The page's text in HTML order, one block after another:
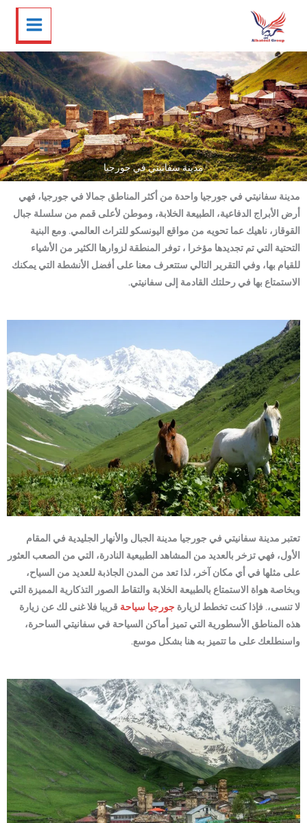
تخطي
المحتوى
مدينة سفانيتي في جورجيا
مدينة سفانيتي في جورجيا واحدة من أكثر المناطق جمالا في جورجيا، فهي
أرض الأبراج الدفاعية، الطبيعة الخلابة، وموطن لأعلى قمم من سلسلة جبال
القوقاز، ناهيك عما تحويه من مواقع اليونسكو للتراث العالمي. ومع البنية
التحتية التي تم تجديدها مؤخرا ، توفر المنطقة لزوارها الكثير من الأشياء
للقيام بها، وفي التقرير التالي ستتعرف معنا على أفضل الأنشطة التي يمكنك
الاستمتاع بها في رحلتك القادمة إلى سفانيتي.
تعتبر مدينة سفانيتي في جورجيا مدينة الجبال والأنهار الجليدية في المقام
الأول، فهي تزخر بالعديد من المشاهد الطبيعية النادرة، التي من الصعب العثور
على مثلها في أي مكان آخر، لذا تعد من المدن الجاذبة للعديد من السياح،
وبخاصة هواة الاستمتاع بالطبيعة الخلابة والتقاط الصور التذكارية المميزة التي
لا تنسى،. فإذا كنت تخطط لزيارة جورجيا سياحة قريبا فلا غنى لك عن زيارة
هذه المناطق الأسطورية التي تميز أماكن السياحة في سفانيتي الساحرة،
واسنطلعك على ما تتميز به هنا بشكل موسع.
تويترفيسبوك